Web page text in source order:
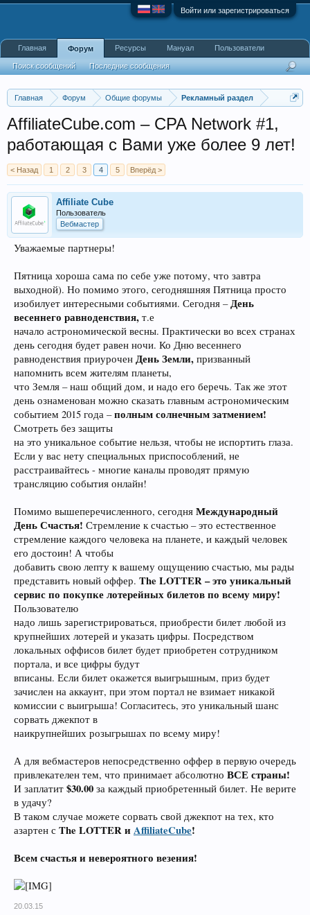
Войти или зарегистрироваться
Главная Форум Общие форумы Рекламный раздел
AffiliateCube.com – CPA Network #1,
работающая с Вами уже более 9 лет!
< Назад 1 2 3 4 5 Вперёд >
Affiliate Cube
Пользователь
Вебмастер
Уважаемые партнеры!
Пятница хороша сама по себе уже потому, что завтра
выходной). Но помимо этого, сегодняшняя Пятница просто
изобилует интересными событиями. Сегодня –День
весеннего равноденствия, т.е
начало астрономической весны. Практически во всех странах
день сегодня будет равен ночи. Ко Дню весеннего
равноденствия приурочен День Земли, призванный
напомнить всем жителям планеты,
что Земля – наш общий дом, и надо его беречь. Так же этот
день ознаменован можно сказать главным астрономическим
событием 2015 года –полным солнечным затмением!
Смотреть без защиты
на это уникальное событие нельзя, чтобы не испортить глаза.
Если у вас нету специальных приспособлений, не
расстраивайтесь - многие каналы проводят прямую
трансляцию события онлайн!
Помимо вышеперечисленного, сегодня Международный
День Счастья! Стремление к счастью – это естественное
стремление каждого человека на планете, и каждый человек
его достоин! А чтобы
добавить свою лепту к вашему ощущению счастью, мы рады
представить новый оффер. The LOTTER – это уникальный
сервис по покупке лотерейных билетов по всему миру!
Пользователю
надо лишь зарегистрироваться, приобрести билет любой из
крупнейших лотерей и указать цифры. Посредством
локальных оффисов билет будет приобретен сотрудником
портала, и все цифры будут
вписаны. Если билет окажется выигрышным, приз будет
зачислен на аккаунт, при этом портал не взимает никакой
комиссии с выигрыша! Согласитесь, это уникальный шанс
сорвать джекпот в
наикрупнейших розыгрышах по всему миру!
А для вебмастеров непосредственно оффер в первую очередь
привлекателен тем, что принимает абсолютно ВСЕ страны!
И заплатит $30.00 за каждый приобретенный билет. Не верите
в удачу?
В таком случае можете сорвать свой джекпот на тех, кто
азартен с The LOTTER иAffiliateCube!
Всем счастья и невероятного везения!
20.03.15
Главная Форум
Поиск сообщений Последние сообщения
Ресурсы Мануал Пользователи